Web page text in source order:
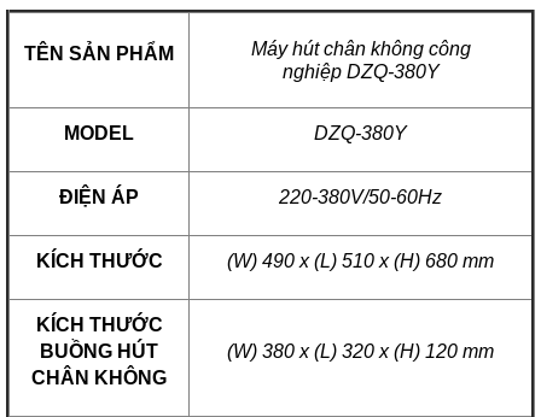
TÊN SẢN PHẨM
Máy hút chân không công
nghiệpDZQ-380Y
MODEL DZQ-380Y
ĐIỆN ÁP 220-380V/50-60Hz
KÍCH THƯỚC (W) 490 x (L) 510 x (H) 680 mm
KÍCH THƯỚC
BUỒNG HÚT
CHÂN KHÔNG
(W) 380 x (L) 320 x (H) 120 mm